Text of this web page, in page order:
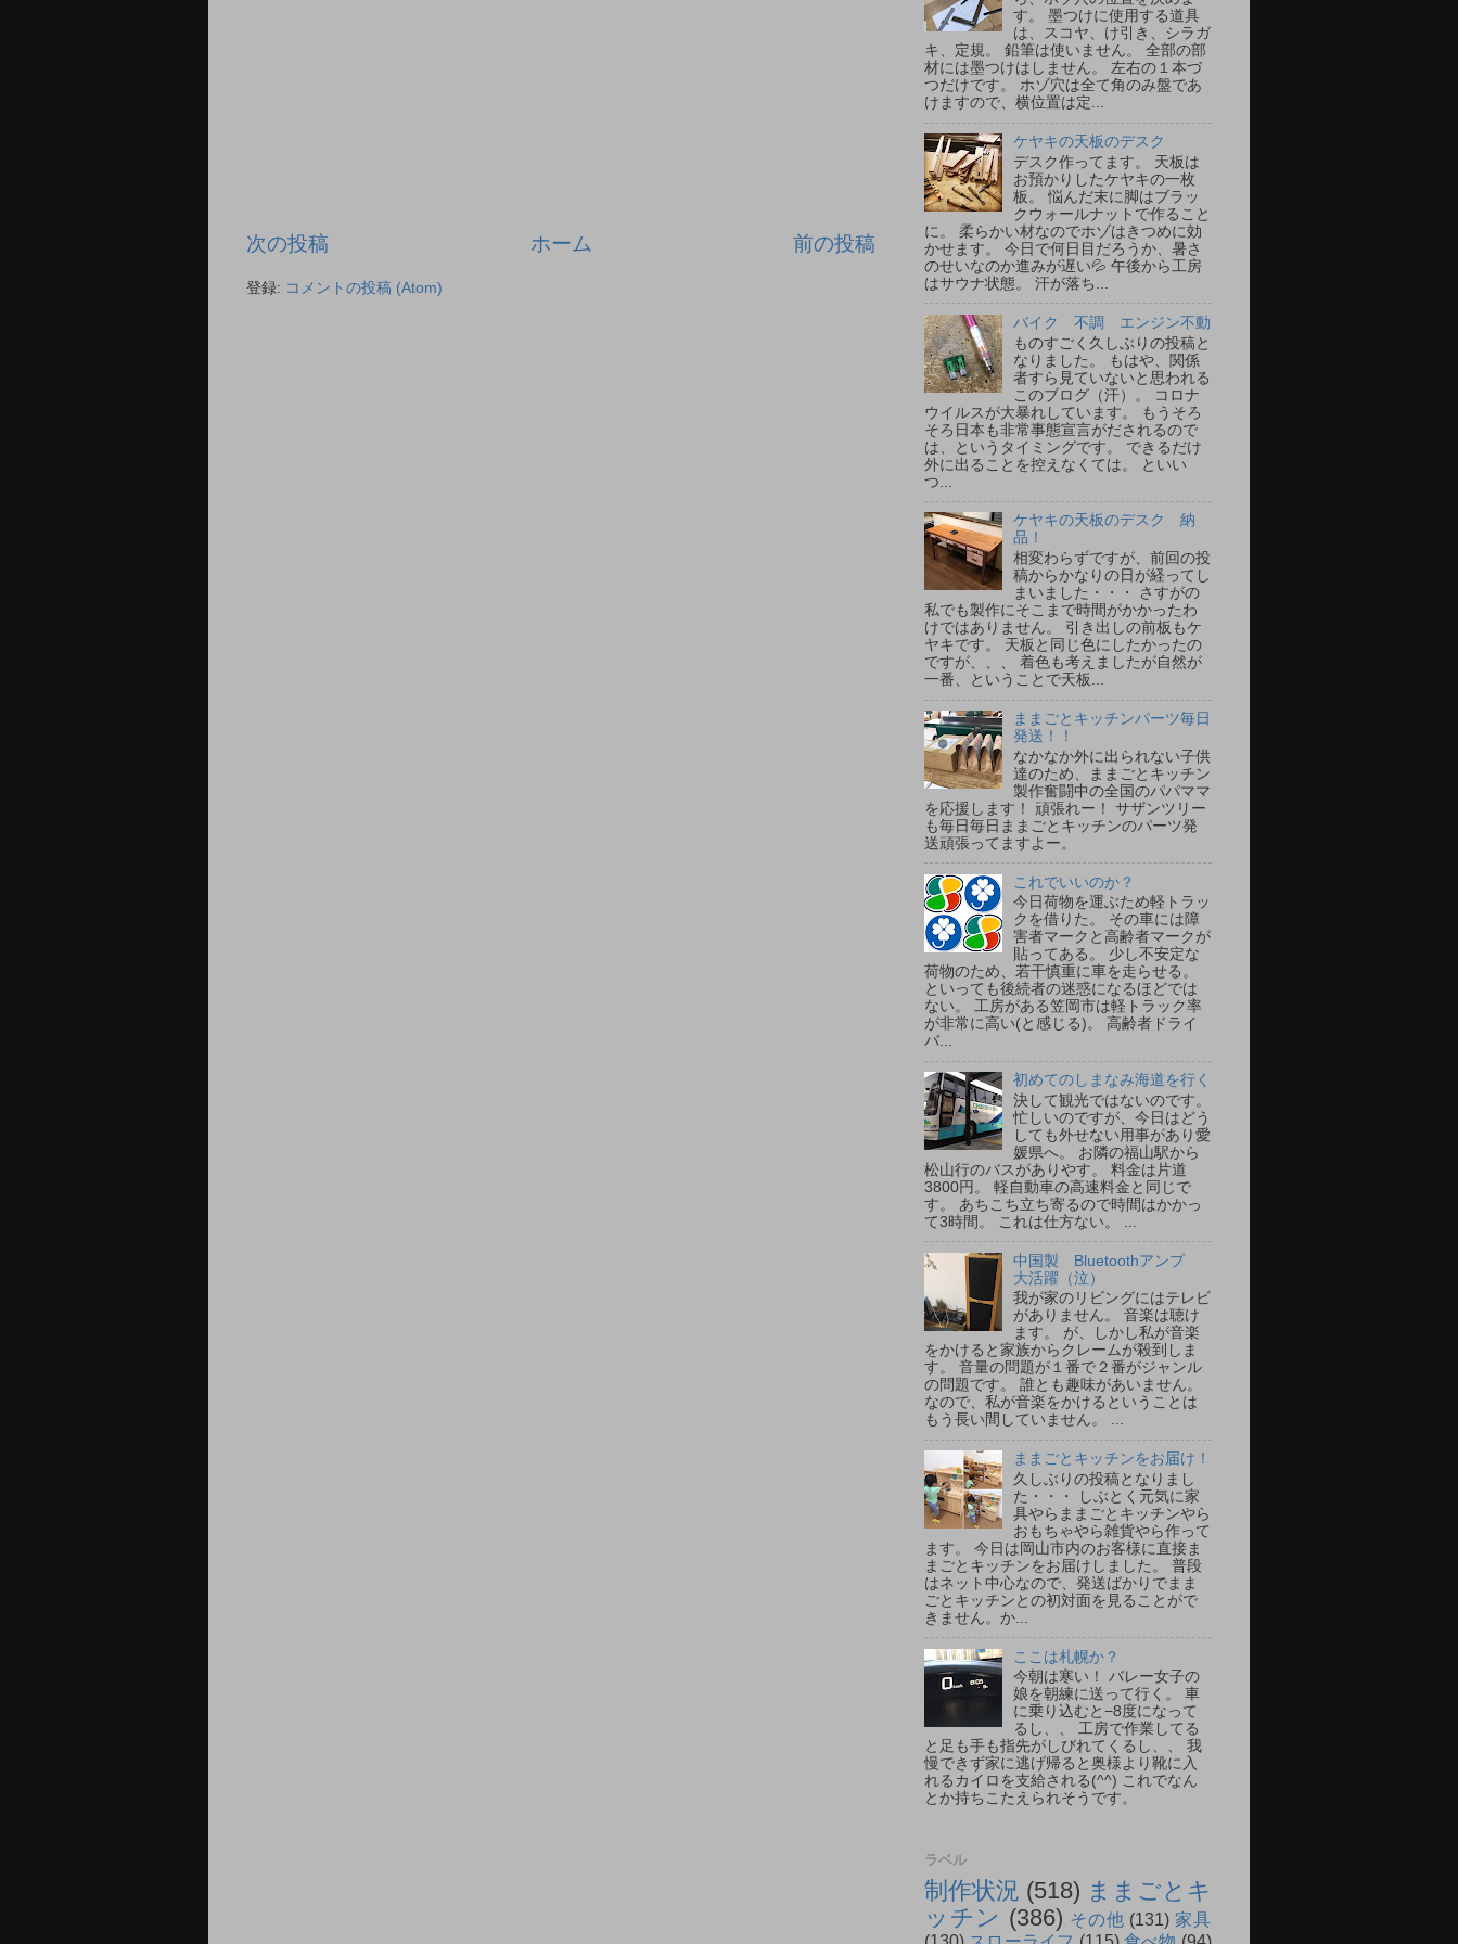
次の投稿 前の投稿
ホーム
登録: コメントの投稿 (Atom)
す。 墨つけに使用する道具
は、スコヤ、け引き、シラガ
キ、定規。 鉛筆は使いません。 全部の部
材には墨つけはしません。 左右の１本づ
つだけです。 ホゾ穴は全て角のみ盤であ
けますので、横位置は定...
ケヤキの天板のデスク
デスク作ってます。 天板は
お預かりしたケヤキの一枚
板。 悩んだ末に脚はブラッ
クウォールナットで作ること
に。 柔らかい材なのでホゾはきつめに効
かせます。 今日で何日目だろうか、暑さ
のせいなのか進みが遅い💦 午後から工房
はサウナ状態。 汗が落ち...
バイク 不調 エンジン不動
ものすごく久しぶりの投稿と
なりました。 もはや、関係
者すら見ていないと思われる
このブログ（汗）。 コロナ
ウイルスが大暴れしています。 もうそろ
そろ日本も非常事態宣言がだされるので
は、というタイミングです。 できるだけ
外に出ることを控えなくては。 といい
つ...
ケヤキの天板のデスク 納
品！
相変わらずですが、前回の投
稿からかなりの日が経ってし
まいました・・・ さすがの
私でも製作にそこまで時間がかかったわ
けではありません。 引き出しの前板もケ
ヤキです。 天板と同じ色にしたかったの
ですが、、、 着色も考えましたが自然が
一番、ということで天板...
ままごとキッチンパーツ毎日
発送！！
なかなか外に出られない子供
達のため、ままごとキッチン
製作奮闘中の全国のパパママ
を応援します！ 頑張れー！ サザンツリー
も毎日毎日ままごとキッチンのパーツ発
送頑張ってますよー。
これでいいのか？
今日荷物を運ぶため軽トラッ
クを借りた。 その車には障
害者マークと高齢者マークが
貼ってある。 少し不安定な
荷物のため、若干慎重に車を走らせる。
といっても後続者の迷惑になるほどでは
ない。 工房がある笠岡市は軽トラック率
が非常に高い(と感じる)。 高齢者ドライ
バ...
初めてのしまなみ海道を行く
決して観光ではないのです。
忙しいのですが、今日はどう
しても外せない用事があり愛
媛県へ。 お隣の福山駅から
松山行のバスがありやす。 料金は片道
3800円。 軽自動車の高速料金と同じで
す。 あちこち立ち寄るので時間はかかっ
て3時間。 これは仕方ない。 ...
中国製 Bluetoothアンプ
大活躍（泣）
我が家のリビングにはテレビ
がありません。 音楽は聴け
ます。 が、しかし私が音楽
をかけると家族からクレームが殺到しま
す。 音量の問題が１番で２番がジャンル
の問題です。 誰とも趣味があいません。
なので、私が音楽をかけるということは
もう長い間していません。 ...
ままごとキッチンをお届け！
久しぶりの投稿となりまし
た・・・ しぶとく元気に家
具やらままごとキッチンやら
おもちゃやら雑貨やら作って
ます。 今日は岡山市内のお客様に直接ま
まごとキッチンをお届けしました。 普段
はネット中心なので、発送ばかりでまま
ごとキッチンとの初対面を見ることがで
きません。か...
ここは札幌か？
今朝は寒い！ バレー女子の
娘を朝練に送って行く。 車
に乗り込むと−8度になって
るし、、 工房で作業してる
と足も手も指先がしびれてくるし、、 我
慢できず家に逃げ帰ると奥様より靴に入
れるカイロを支給される(^^) これでなん
とか持ちこたえられそうです。
ラベル
制作状況 (518) ままごとキ
ッチン (386) その他 (131) 家具